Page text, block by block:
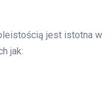
jest istotna w
jak: